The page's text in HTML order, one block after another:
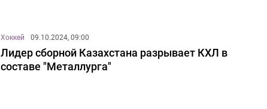
Хоккей 09.10.2024, 09:00
Лидер сборной Казахстана разрывает КХЛ в
составе "Металлурга"